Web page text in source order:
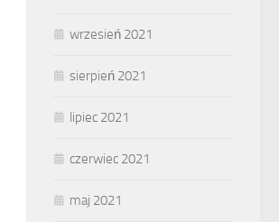
wrzesień 2021
sierpień 2021
lipiec 2021
czerwiec 2021
maj 2021